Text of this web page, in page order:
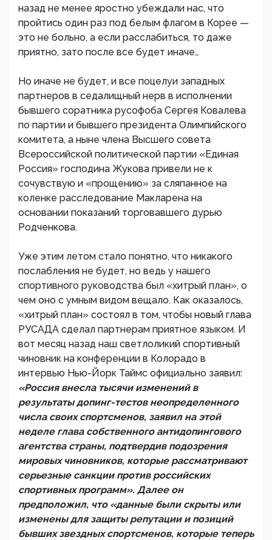
назад не менее яростно убеждали нас, что
пройтись один раз под белым флагом в Корее —
это не больно, а если расслабиться, то даже
приятно, зато после все будет иначе…
Но иначе не будет, и все поцелуи западных
партнеров в седалищный нерв в исполнении
бывшего соратника русофоба Сергея Ковалева
по партии и бывшего президента Олимпийского
комитета, а ныне члена Высшего совета
Всероссийской политической партии «Единая
Россия» господина Жукова привели не к
сочувствую и «прощению» за сляпанное на
коленке расследование Макларена на
основании показаний торговавшего дурью
Родченкова.
Уже этим летом стало понятно, что никакого
послабления не будет, но ведь у нашего
спортивного руководства был «хитрый план», о
чем оно с умным видом вещало. Как оказалось,
«хитрый план» состоял в том, чтобы новый глава
РУСАДА сделал партнерам приятное языком. И
вот месяц назад наш светлоликий спортивный
чиновник на конференции в Колорадо в
интервью Нью-Йорк Таймс официально заявил:
«Россия внесла тысячи изменений в
результаты допинг-тестов неопределенного
числа своих спортсменов, заявил на этой
неделе глава собственного антидопингового
агентства страны, подтвердив подозрения
мировых чиновников, которые рассматривают
серьезные санкции против российских
спортивных программ». Далее он
предположил, что «данные были скрыты или
изменены для защиты репутации и позиций
бывших звездных спортсменов, которые теперь